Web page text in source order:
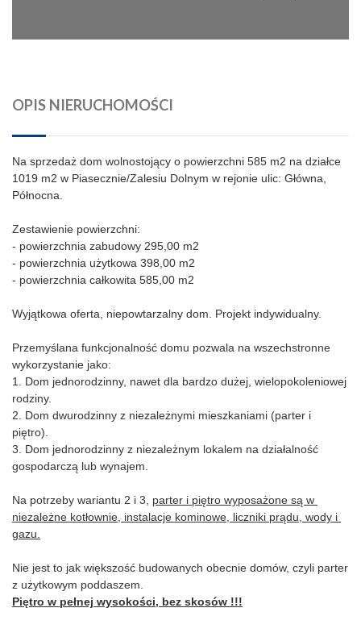
OPIS NIERUCHOMOŚCI
Na sprzedaż dom wolnostojący o powierzchni 585 m2 na działce
1019 m2 w Piasecznie/Zalesiu Dolnym w rejonie ulic: Główna,
Północna.
Zestawienie powierzchni:
- powierzchnia zabudowy 295,00 m2
- powierzchnia użytkowa 398,00 m2
- powierzchnia całkowita 585,00 m2
Wyjątkowa oferta, niepowtarzalny dom. Projekt indywidualny.
Przemyślana funkcjonalność domu pozwala na wszechstronne
wykorzystanie jako:
1. Dom jednorodzinny, nawet dla bardzo dużej, wielopokoleniowej
rodziny.
2. Dom dwurodzinny z niezależnymi mieszkaniami (parter i
piętro).
3. Dom jednorodzinny z niezależnym lokalem na działalność
gospodarczą lub wynajem.
Na potrzeby wariantu 2 i 3, parter i piętro wyposażone są w
niezależne kotłownie, instalacje kominowe, liczniki prądu, wody i
gazu.
Nie jest to jak większość budowanych obecnie domów, czyli parter
z użytkowym poddaszem.
Piętro w pełnej wysokości, bez skosów !!!